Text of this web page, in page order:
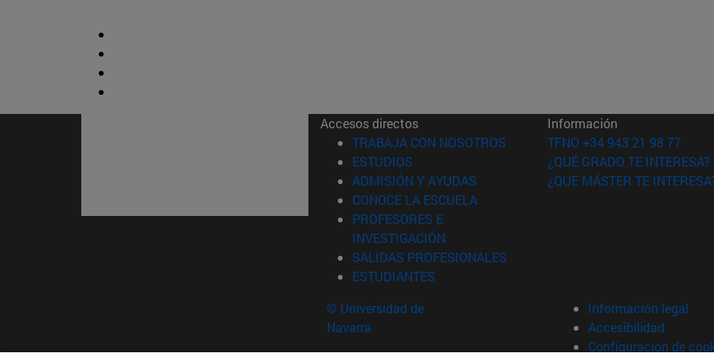
Accesos directos
TRABAJA CON NOSOTROS (abre en nueva ventana)
ESTUDIOS (abre en nueva ventana)
ADMISIÓN Y AYUDAS (abre en nueva ventana)
CONOCE LA ESCUELA(abre en nueva ventana)
PROFESORES E
INVESTIGACIÓN
SALIDAS PROFESIONALES
ESTUDIANTES
Información
TFNO +34 943 21 98 77
¿QUÉ GRADO TE INTERESA?
¿QUÉ MÁSTER TE
© Universidad de
Navarra
Información legal
Accesibilidad
Configuración de